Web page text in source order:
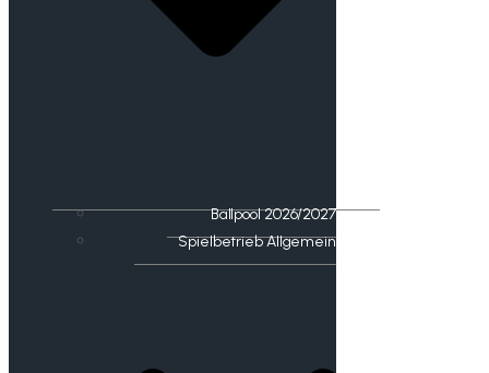
Ballpool 2026/2027
Spielbetrieb Allgemein